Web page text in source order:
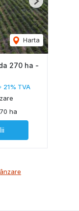
Harta
Next
270 ha -
21% TVA
ha